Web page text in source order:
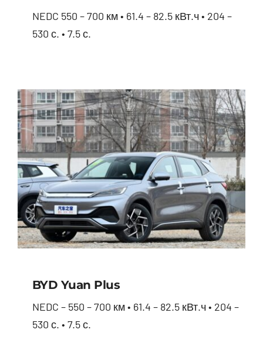
NEDC 550 – 700 км • 61.4 – 82.5 кВт.ч • 204 –
530 с. • 7.5 с.
BYD Yuan Plus
NEDC – 550 – 700 км • 61.4 – 82.5 кВт.ч • 204 –
530 с. • 7.5 с.